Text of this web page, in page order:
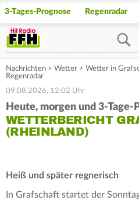
3-Tages-Prognose Regenradar
Nachrichten > Wetter > Wetter in
Regenradar
09.08.2026, 12:02 Uhr
Heute, morgen und 3-Tage-
WETTERBERICHT
(RHEINLAND)
Heiß und später regnerisch
In Grafschaft startet der